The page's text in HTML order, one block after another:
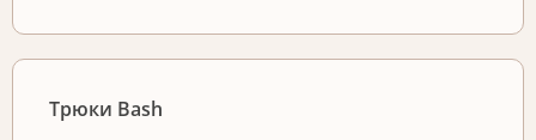
Трюки Bash